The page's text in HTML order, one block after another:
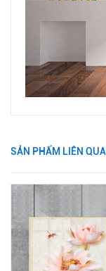
SẢN PHẨM LIÊN